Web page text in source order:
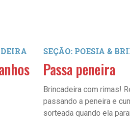
SEÇÃO: POESIA &
Passa peneira
Brincadeira com rimas!
passando a peneira e
sorteada quando ela